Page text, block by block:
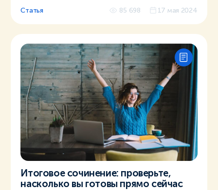
Статья 85 698 17 мая 2024
Итоговое сочинение: проверьте,
насколько вы готовы прямо сейчас